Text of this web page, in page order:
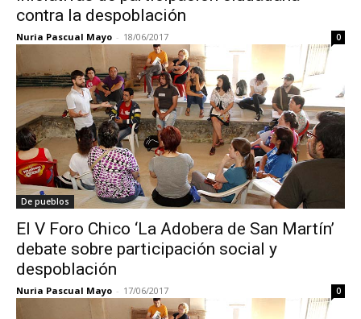
contra la despoblación
Nuria Pascual Mayo - 18/06/2017 0
De pueblos
El V Foro Chico ‘La Adobera de San Martín’
debate sobre participación social y
despoblación
Nuria Pascual Mayo - 17/06/2017 0